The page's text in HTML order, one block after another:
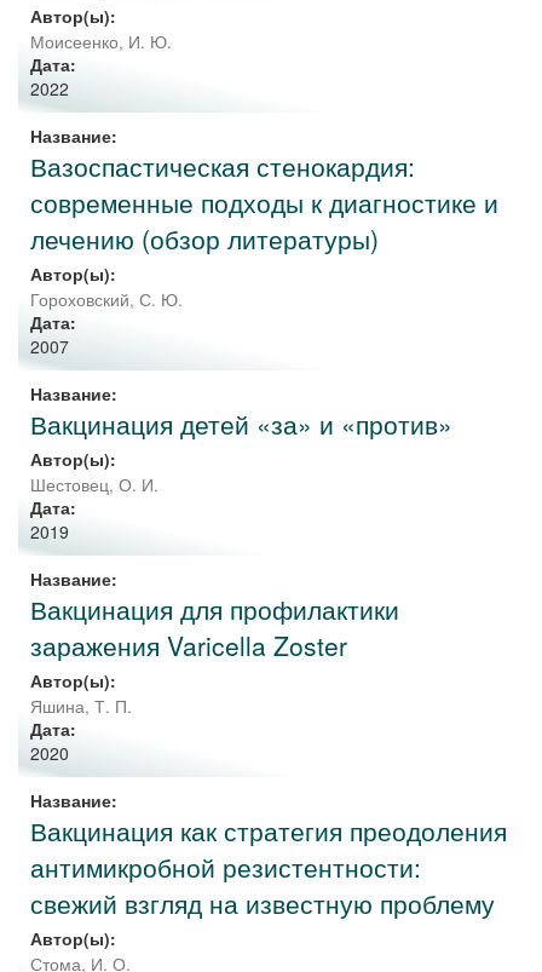
Автор(ы):
Моисеенко, И. Ю.
Дата:
2022
Название:
Вазоспастическая стенокардия:
современные подходы к диагностике и
лечению (обзор литературы)
Автор(ы):
Гороховский, С. Ю.
Дата:
2007
Название:
Вакцинация детей «за» и «против»
Автор(ы):
Шестовец, О. И.
Дата:
2019
Название:
Вакцинация для профилактики
заражения Varicella Zoster
Автор(ы):
Яшина, Т. П.
Дата:
2020
Название:
Вакцинация как стратегия преодоления
антимикробной резистентности:
свежий взгляд на известную проблему
Автор(ы):
Стома, И. О.